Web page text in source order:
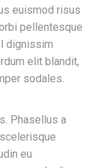
euismod risus
pellentesque
dignissim
elit blandit,
sodales.
Phasellus a
eu